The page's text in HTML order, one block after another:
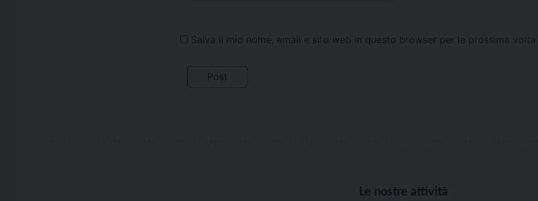
Salva il mio nome, email e sito web in questo browser per la prossima
Le nostre attività